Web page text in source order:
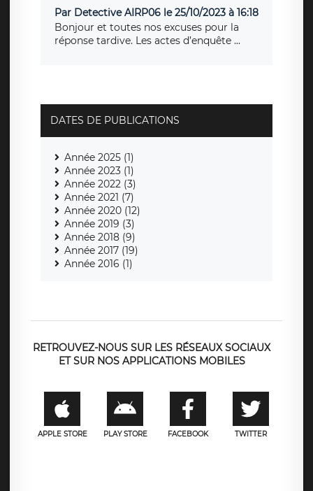
Par Detective AIRP06 le 25/10/2023 à 16:18
Bonjour et toutes nos excuses pour la
réponse tardive. Les actes d’enquête ...
DATES DE PUBLICATIONS
Année 2025 (1)
Année 2023 (1)
Année 2022 (3)
Année 2021 (7)
Année 2020 (12)
Année 2019 (3)
Année 2018 (9)
Année 2017 (19)
Année 2016 (1)
RETROUVEZ-NOUS SUR LES RÉSEAUX SOCIAUX
ET SUR NOS APPLICATIONS MOBILES
APPLE STORE PLAY STORE FACEBOOK TWITTER